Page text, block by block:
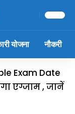
योजना नौकरी
Exam Date
एग्जाम , जानें